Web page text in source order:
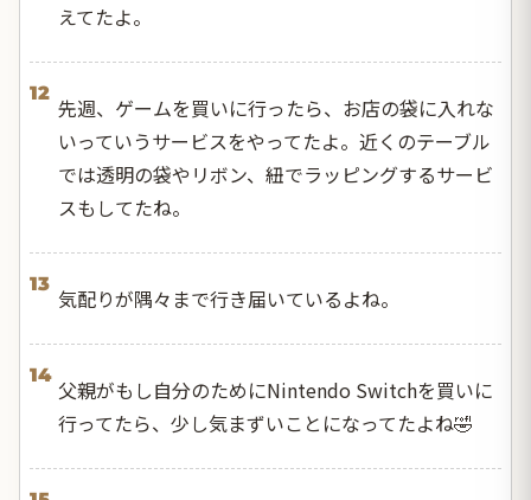
えてたよ。
12
先週、ゲームを買いに行ったら、お店の袋に入れな
いっていうサービスをやってたよ。近くのテーブル
では透明の袋やリボン、紐でラッピングするサービ
スもしてたね。
13
気配りが隅々まで行き届いているよね。
14
父親がもし自分のためにNintendo Switchを買いに
行ってたら、少し気まずいことになってたよね🤣